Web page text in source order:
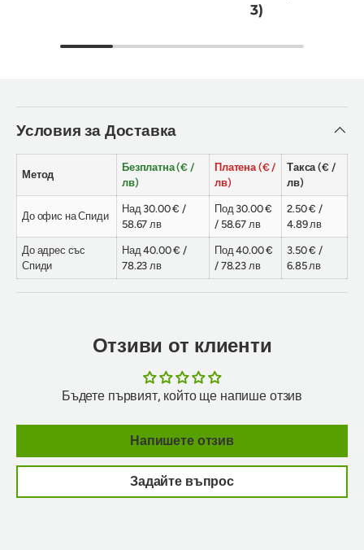
3)
Условия за Доставка
Метод
Безплатна (€ /
лв)
Платена (€ /
лв)
Такса (€ /
лв)
До офис на Спиди
Над 30.00 € /
58.67 лв
Под 30.00 €
/ 58.67 лв
2.50 € /
4.89 лв
До адрес със
Спиди
Над 40.00 € /
78.23 лв
Под 40.00 €
/ 78.23 лв
3.50 € /
6.85 лв
Отзиви от клиенти
Бъдете първият, който ще напише отзив
Напишете отзив
Задайте въпрос